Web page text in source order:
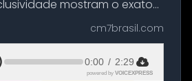
mostram o exato
do principal suspeito da
de 28 anos. O crime
último d...
cm7brasil.com
0:00 / 2:29
powered by VOICEXPRESS